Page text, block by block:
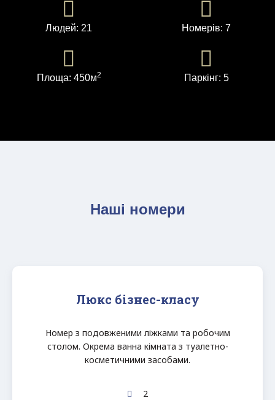
Людей: 21 Номерів: 7
Площа: 450м2 Паркінг: 5
Наші номери
Люкс бізнес-класу
Номер з подовженими ліжками та робочим
столом. Окрема ванна кімната з туалетно-
косметичними засобами.
2